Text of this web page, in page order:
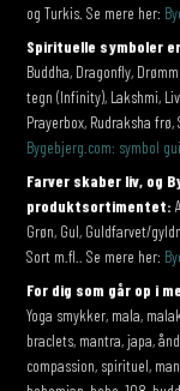
og Turkis. Se mere her:
Spirituelle symboler
Buddha, Dragonfly,
tegn (Infinity), Lakshmi,
Prayerbox, Rudraksha
Bygebjerg.com: symbol
Farver skaber liv, og
produktsortimentet:
Grøn, Gul, Guldfarvet/
Sort m.fl.. Se mere her:
For dig som går op i
Yoga smykker, mala,
braclets, mantra, japa,
compassion, spirituel,